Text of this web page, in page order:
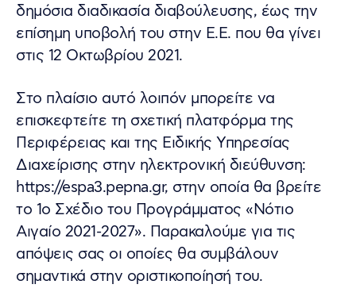
δημόσια διαδικασία διαβούλευσης, έως την
επίσημη υποβολή του στην Ε.Ε. που θα γίνει
στις 12 Οκτωβρίου 2021.
Στο πλαίσιο αυτό λοιπόν μπορείτε να
επισκεφτείτε τη σχετική πλατφόρμα της
Περιφέρειας και της Ειδικής Υπηρεσίας
Διαχείρισης στην ηλεκτρονική διεύθυνση:
https://espa3.pepna.gr, στην οποία θα βρείτε
το 1ο Σχέδιο του Προγράμματος «Νότιο
Αιγαίο 2021-2027». Παρακαλούμε για τις
απόψεις σας οι οποίες θα συμβάλουν
σημαντικά στην οριστικοποίησή του.